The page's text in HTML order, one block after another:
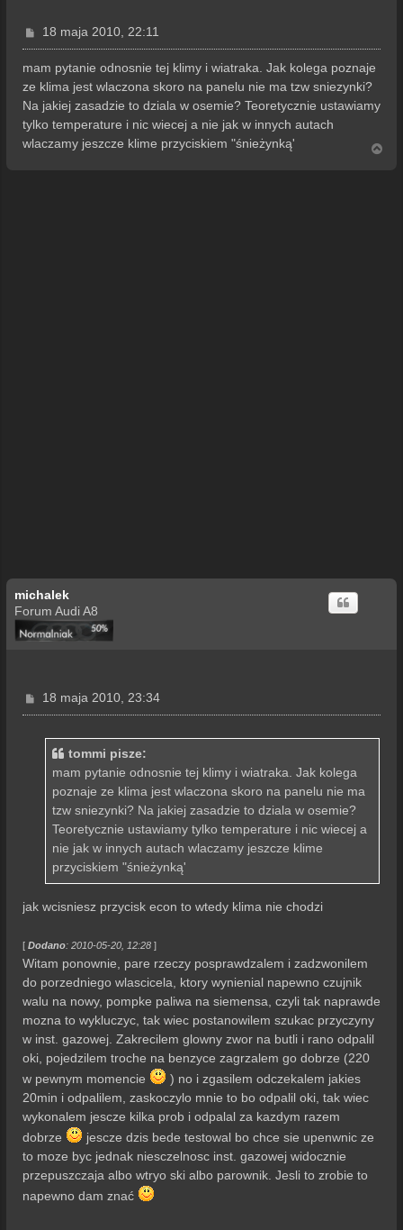
P
o
s
t
18 maja 2010, 22:11
mam pytanie odnosnie tej klimy i wiatraka. Jak kolega poznaje
ze klima jest wlaczona skoro na panelu nie ma tzw sniezynki?
Na jakiej zasadzie to dziala w osemie? Teoretycznie ustawiamy
tylko temperature i nic wiecej a nie jak w innych autach
wlaczamy jeszcze klime przyciskiem "śnieżynką'
michalek
Forum Audi A8
P
o
18 maja 2010, 23:34
tommi pisze:
mam pytanie odnosnie tej klimy i wiatraka. Jak kolega
poznaje ze klima jest wlaczona skoro na panelu nie ma
tzw sniezynki? Na jakiej zasadzie to dziala w osemie?
Teoretycznie ustawiamy tylko temperature i nic wiecej a
nie jak w innych autach wlaczamy jeszcze klime
przyciskiem "śnieżynką'
jak wcisniesz przycisk econ to wtedy klima nie chodzi
[ Dodano: 2010-05-20, 12:28 ]
Witam ponownie, pare rzeczy posprawdzalem i zadzwonilem
do porzedniego wlascicela, ktory wynienial napewno czujnik
walu na nowy, pompke paliwa na siemensa, czyli tak naprawde
mozna to wykluczyc, tak wiec postanowilem szukac przyczyny
w inst. gazowej. Zakrecilem glowny zwor na butli i rano odpalil
oki, pojedzilem troche na benzyce zagrzalem go dobrze (220
w pewnym momencie
) no i zgasilem odczekalem jakies
20min i odpalilem, zaskoczylo mnie to bo odpalil oki, tak wiec
wykonalem jescze kilka prob i odpalal za kazdym razem
dobrze
jescze dzis bede testowal bo chce sie upenwnic ze
to moze byc jednak niesczelnosc inst. gazowej widocznie
przepuszczaja albo wtryo ski albo parownik. Jesli to zrobie to
napewno dam znać